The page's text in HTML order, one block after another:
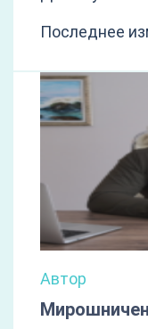
Последнее
Автор